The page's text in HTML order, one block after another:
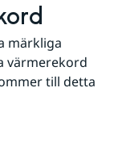
märkliga
värmerekord
till detta